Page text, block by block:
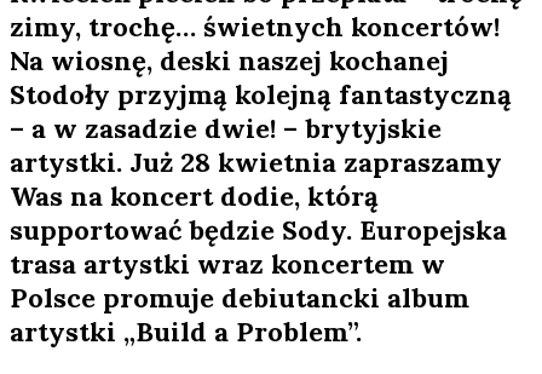
zimy, trochę… świetnych koncertów!
Na wiosnę, deski naszej kochanej
Stodoły przyjmą kolejną fantastyczną
– a w zasadzie dwie! – brytyjskie
artystki. Już 28 kwietnia zapraszamy
Was na koncert dodie, którą
supportować będzie Sody. Europejska
trasa artystki wraz koncertem w
Polsce promuje debiutancki album
artystki „Build a Problem”.